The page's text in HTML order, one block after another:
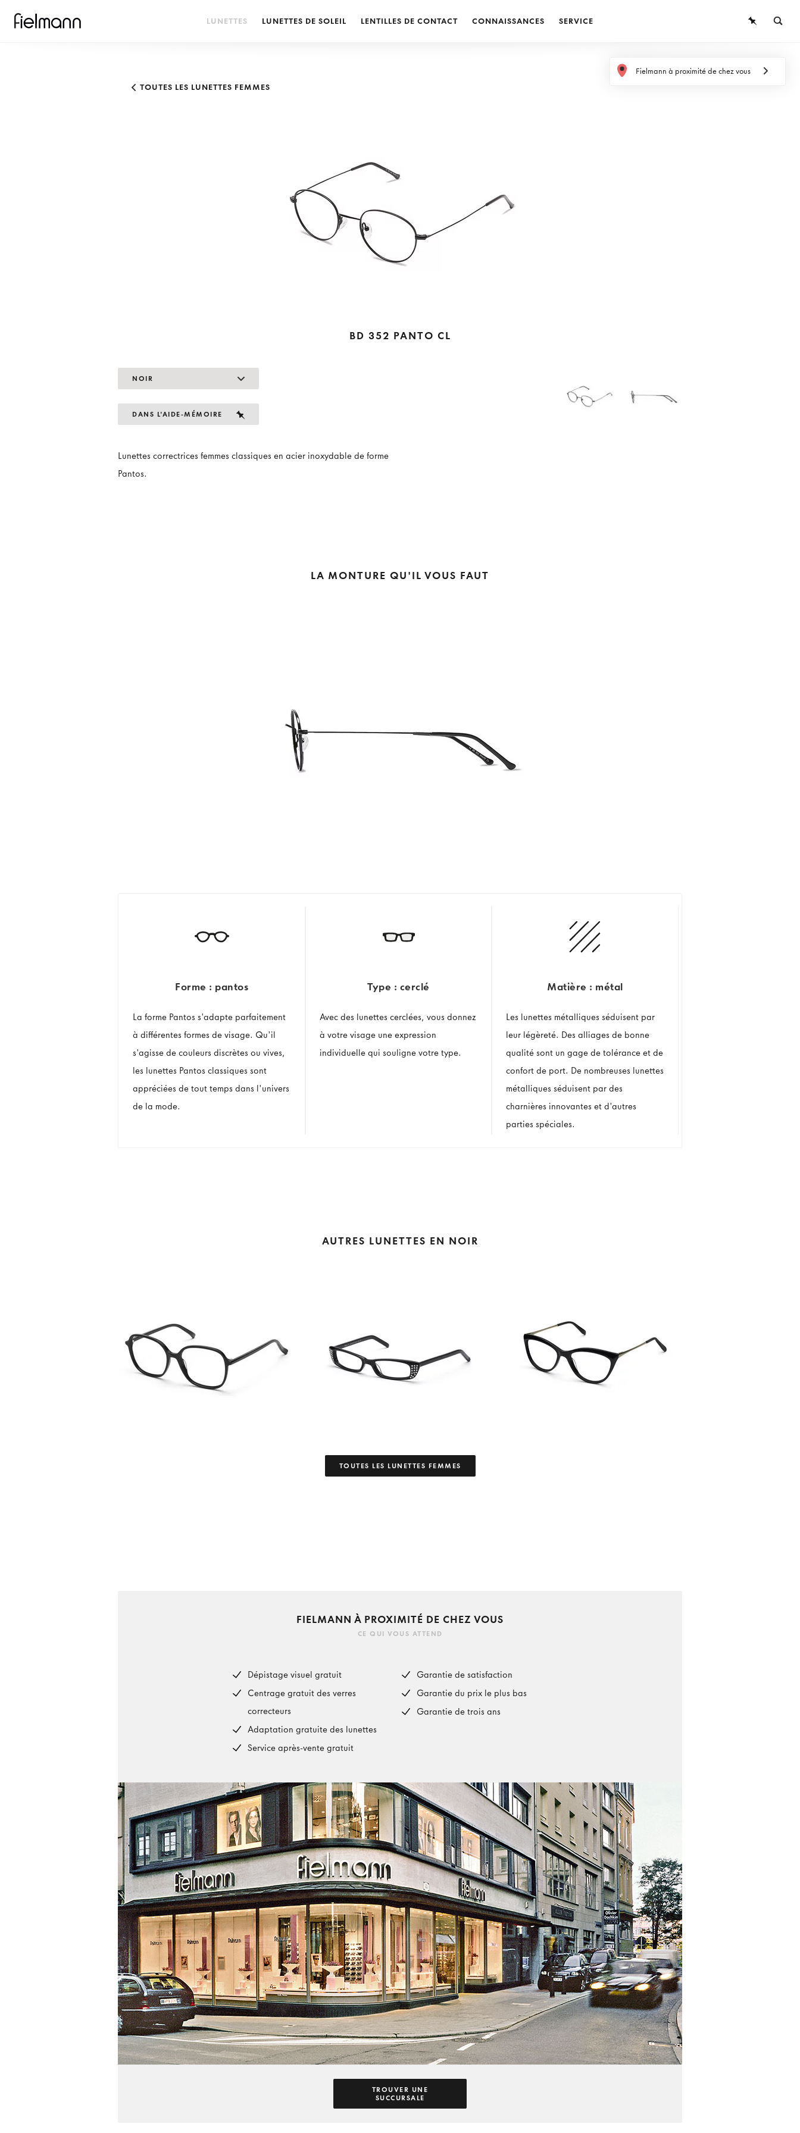
LUNETTES LUNETTES DE SOLEIL LENTILLES DE CONTACT CONNAISSANCES SERVICE
Fielmann à proximité de chez vous
TOUTES LES LUNETTES FEMMES
BD 352 PANTO CL
NOIR
DANS L'AIDE-MÉMOIRE
Lunettes correctrices femmes classiques en acier inoxydable de forme
Pantos.
LA MONTURE QU'IL VOUS FAUT
Forme : pantos
La forme Pantos s'adapte parfaitement
à différentes formes de visage. Qu'il
s'agisse de couleurs discrètes ou vives,
les lunettes Pantos classiques sont
appréciées de tout temps dans l'univers
de la mode.
Type : cerclé
Avec des lunettes cerclées, vous donnez
à votre visage une expression
individuelle qui souligne votre type.
Matière : métal
Les lunettes métalliques séduisent par
leur légèreté. Des alliages de bonne
qualité sont un gage de tolérance et de
confort de port. De nombreuses lunettes
métalliques séduisent par des
charnières innovantes et d'autres
parties spéciales.
AUTRES LUNETTES EN NOIR
TOUTES LES LUNETTES FEMMES
FIELMANN À PROXIMITÉ DE CHEZ VOUS
CE QUI VOUS ATTEND
Dépistage visuel gratuit
Centrage gratuit des verres
correcteurs
Adaptation gratuite des lunettes
Service après-vente gratuit
Garantie de satisfaction
Garantie du prix le plus bas
Garantie de trois ans
TROUVER UNE
SUCCURSALE